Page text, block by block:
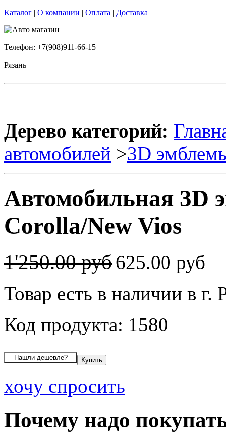
Каталог | О компании | Оплата | Доставка
Телефон: +7(908)911-66-15
Рязань
Дерево категорий:
автомобилей >3D
Автомобильная 3D
Corolla/New Vios
1'250.00 руб625.00 руб
Товар есть в наличии в г.
Код продукта: 1580
хочу спросить
Почему надо